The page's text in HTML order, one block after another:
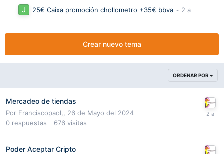
25€ Caixa promoción chollometro +35€ bbva
Crear nuevo tema
ORDENAR POR
Mercadeo de tiendas
Por Franciscopaol,
26 de Mayo del 2024
0 respuestas 676 visitas
Poder Aceptar Cripto